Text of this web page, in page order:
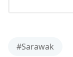
#Sarawak